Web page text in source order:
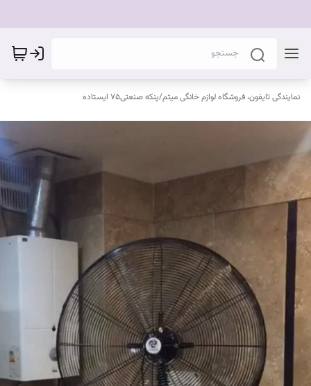
نمایندگی تایفون، فروشگاه لوازم خانگی میثم/پنکه صنعتی۷۵ ایستاده